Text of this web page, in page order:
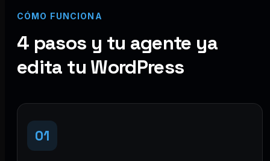
CÓMO FUNCIONA
4 pasos y tu agente ya
edita tu WordPress
01